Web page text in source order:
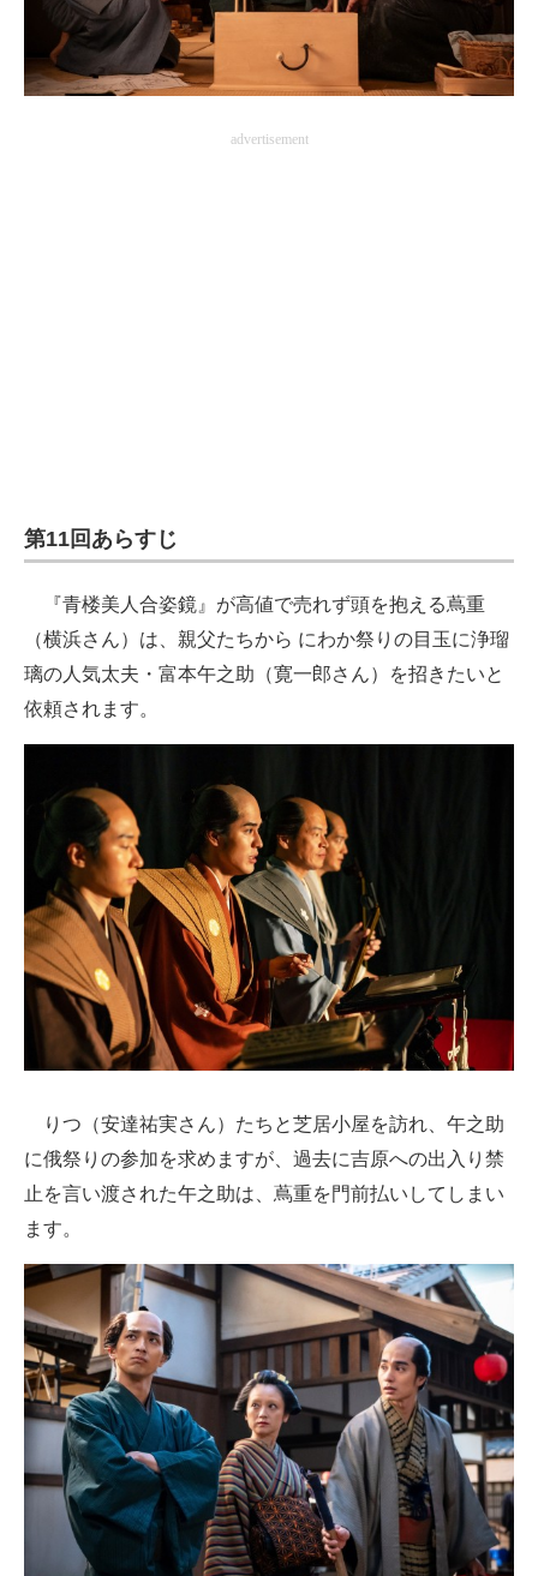
経営リーダーのコミュニティ
マーケ×ITの今がよく分かる
ITエンジニア向け専門サイト
建設×テクノロジーの最前線
ちょっと気になるネットの話題
advertisement
第11回あらすじ
『青楼美人合姿鏡』が高値で売れず頭を抱える蔦重
（横浜さん）は、親父たちから にわか祭りの目玉に浄瑠
璃の人気太夫・富本午之助（寛一郎さん）を招きたいと
依頼されます。
りつ（安達祐実さん）たちと芝居小屋を訪れ、午之助
に俄祭りの参加を求めますが、過去に吉原への出入り禁
止を言い渡された午之助は、蔦重を門前払いしてしまい
ます。